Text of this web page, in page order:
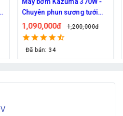
Chuyên phun sương tưới
cây
1,090,000đ 1,200,000đ
Đã bán: 34